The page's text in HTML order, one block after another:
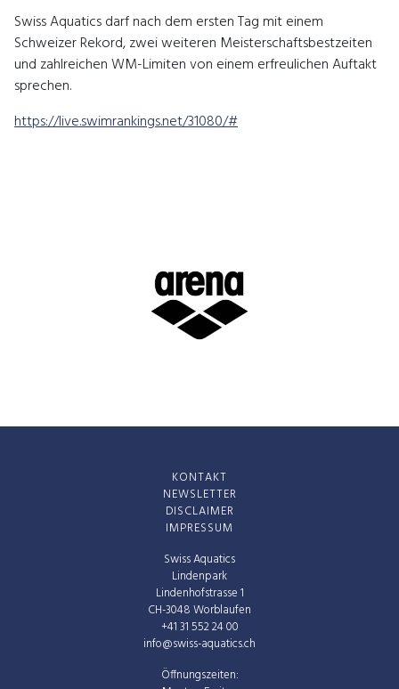
Swiss Aquatics darf nach dem ersten Tag mit einem
Schweizer Rekord, zwei weiteren Meisterschaftsbestzeiten
und zahlreichen WM-Limiten von einem erfreulichen Auftakt
sprechen.
https://live.swimrankings.net/31080/#
Swiss Aquatics
Lindenpark
Lindenhofstrasse 1
CH-3048 Worblaufen
+41 31 552 24 00
info@swiss-aquatics.ch
Öffnungszeiten:
KONTAKT
NEWSLETTER
DISCLAIMER
IMPRESSUM